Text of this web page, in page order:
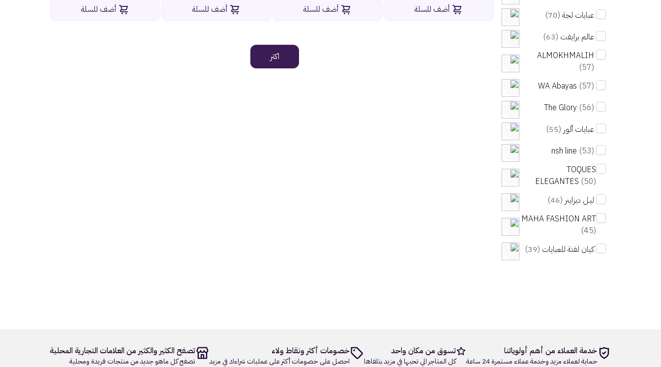
عبايات لجة (70)
عالم برايفت (63)
ALMOKHMALIH
(57)
WA Abayas (57)
The Glory (56)
عبايات ألور (55)
nsh line (53)
TOQUES
ELEGANTES (50)
ليـل ديزاينر (46)
MAHA FASHION ART
(45)
كيان لفتة للعبايات (39)
أضف للسلة أضف للسلة أضف للسلة أضف للسلة
اكثر
خدمة العملاء من أهم أولوياتنا
حماية لعملاء مزيد وخدمة عملاء مستمرة 24 ساعة
تسوق من مكان واحد
كل المتاجر الي تحبها في مزيد بتلقاها
خصومات أكثر ونقاط ولاء
احصل على خصومات أكثر على عمليات شراءك في مزيد
تصفح الكثير والكثير من العلامات التجارية المحلية
تصفح كل ماهو جديد من منتجات فريدة ومحلية